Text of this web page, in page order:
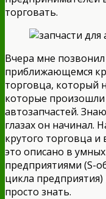
торговать.
Вчера мне
приближающемся
торговца, который
которые произошли
автозапчастей.
глазах он начинал.
крутого торговца и
это описано в
предприятиями (S-
цикла
просто знать.